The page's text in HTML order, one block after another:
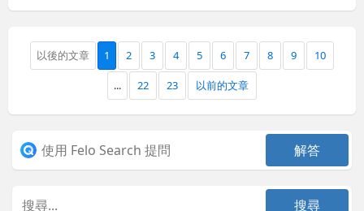
以後的文章 1 2 3 4 5 6 7 8 9 10
... 22 23 以前的文章